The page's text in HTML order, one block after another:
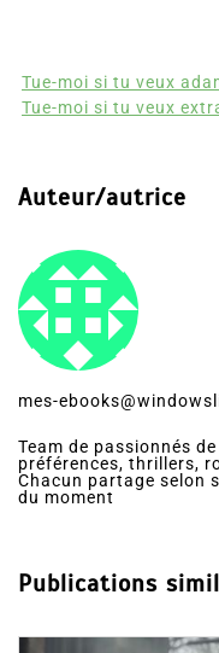
Tue-moi si tu veux
Tue-moi si tu veux
Auteur/autrice
mes-
Team de passionnés
préférences, thrillers,
Chacun partage selon
du moment
Publications